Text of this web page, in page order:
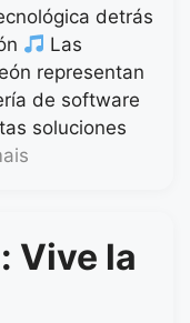
detrás
Las
representan
de software
soluciones
Vive la